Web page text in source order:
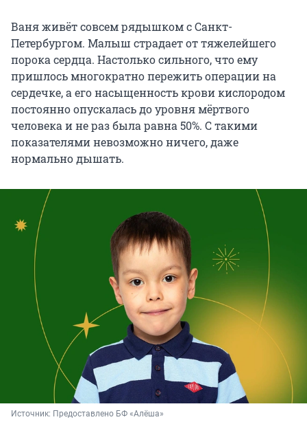
Ваня живёт совсем рядышком с Санкт-
Петербургом. Малыш страдает от тяжелейшего
порока сердца. Настолько сильного, что ему
пришлось многократно пережить операции на
сердечке, а его насыщенность крови кислородом
постоянно опускалась до уровня мёртвого
человека и не раз была равна 50%. С такими
показателями невозможно ничего, даже
нормально дышать.
Источник: Предоставлено БФ «Алёша»